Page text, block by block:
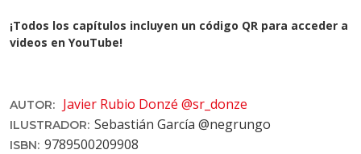
¡Todos los capítulos incluyen un código QR para acceder a
videos en YouTube!
AUTOR: Javier Rubio Donzé @sr_donze
ILUSTRADOR: Sebastián García @negrungo
ISBN: 9789500209908